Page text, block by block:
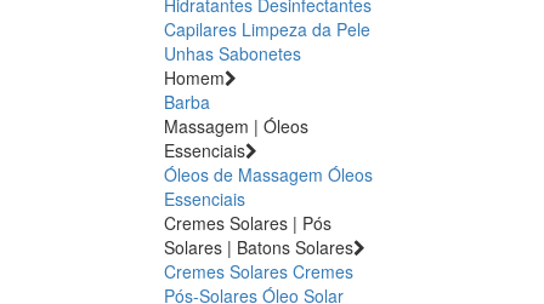
Capilares Limpeza da Pele
Unhas Sabonetes
Homem
Barba
Massagem | Óleos
Essenciais
Óleos de Massagem Óleos
Essenciais
Cremes Solares | Pós
Solares | Batons Solares
Cremes Solares Cremes
Pós-Solares Óleo Solar